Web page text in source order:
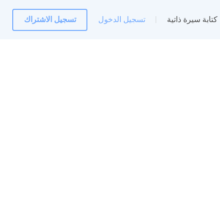
كتابة سيرة ذاتية تسجيل الدخول تسجيل الاشتراك